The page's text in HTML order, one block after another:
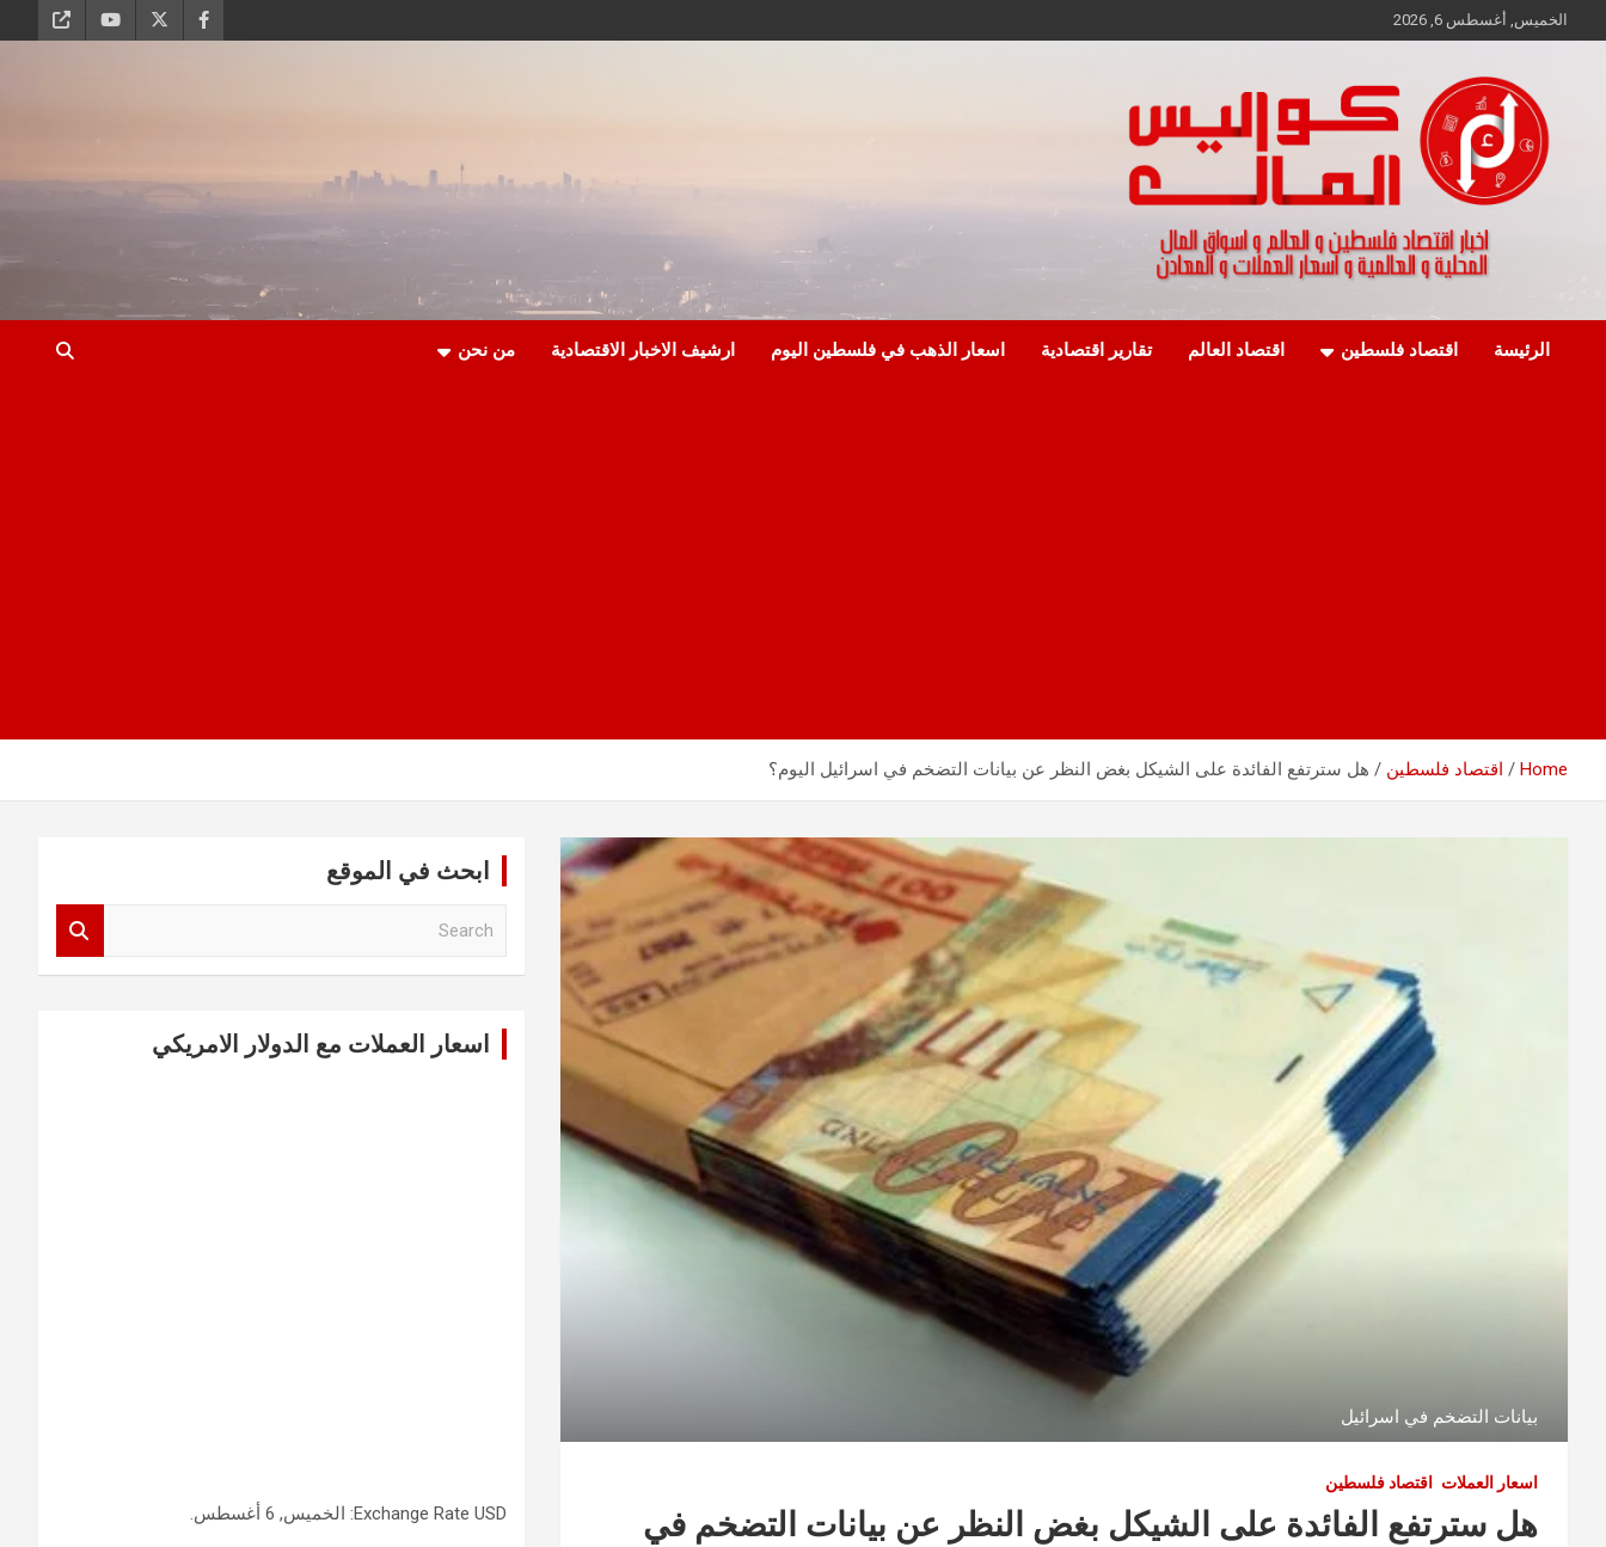
to
الخميس, أغسطس 6, 2026
كواليس المال
الرئيسة اقتصاد فلسطين اقتصاد العالم تقارير اقتصادية اسعار الذهب في فلسطين اليوم ارشيف الاخبار الاقتصادية من نحن
Home اقتصاد فلسطين هل سترتفع الفائدة على الشيكل بغض النظر عن بيانات التضخم في اسرائيل اليوم؟
بيانات التضخم في اسرائيل
اسعار العملات اقتصاد فلسطين
هل سترتفع الفائدة على الشيكل بغض النظر عن بيانات التضخم في
ابحث في الموقع
اسعار العملات مع الدولار الامريكي
Exchange Rate USD : الخميس, 6 أغسطس.